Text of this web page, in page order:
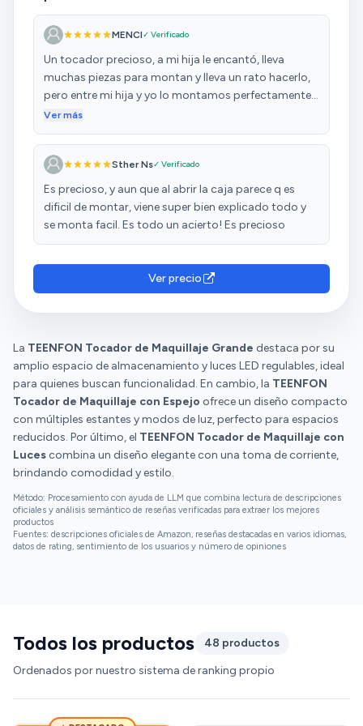
MENCI✓ Verificado
Un tocador precioso, a mi hija le encantó, lleva
muchas piezas para montan y lleva un rato hacerlo,
pero entre mi hija y yo lo montamos perfectamente
sin problemas, lleva instrucciones muy detalladas de
precioso, llegó un día antes de lo indicado
Ver más
Sther Ns✓ Verificado
Es precioso, y aun que al abrir la caja parece q es
dificil de montar, viene super bien explicado todo y
se monta facil. Es todo un acierto! Es precioso
Ver precio
La TEENFON Tocador de Maquillaje Grande destaca por su
amplio espacio de almacenamiento y luces LED regulables, ideal
para quienes buscan funcionalidad. En cambio, la TEENFON
Tocador de Maquillaje con Espejo ofrece un diseño compacto
con múltiples estantes y modos de luz, perfecto para espacios
reducidos. Por último, el TEENFON Tocador de Maquillaje con
Luces combina un diseño elegante con una toma de corriente,
brindando comodidad y estilo.
Método: Procesamiento con ayuda de LLM que combina lectura de descripciones
oficiales y análisis semántico de reseñas verificadas para extraer los mejores
productos
Fuentes: descripciones oficiales de Amazon, reseñas destacadas en varios idiomas,
datos de rating, sentimiento de los usuarios y número de opiniones
Todos los productos
48 productos
Ordenados por nuestro sistema de ranking propio